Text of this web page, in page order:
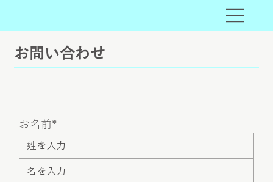
お名前*
お問い合わせ